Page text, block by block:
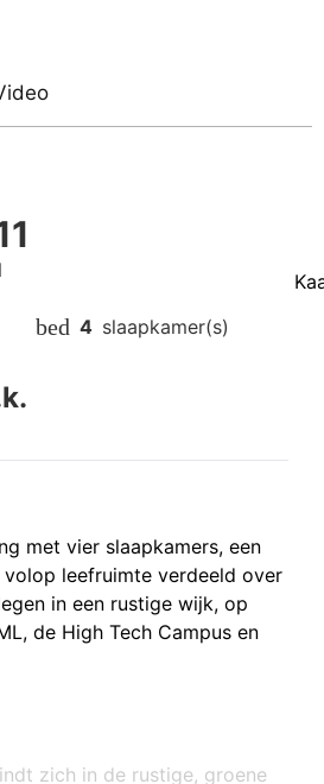
bed 4 slaapkamer(s)
met vier slaapkamers, een
leefruimte verdeeld over
in een rustige wijk, op
de High Tech Campus en
zich in de rustige, groene